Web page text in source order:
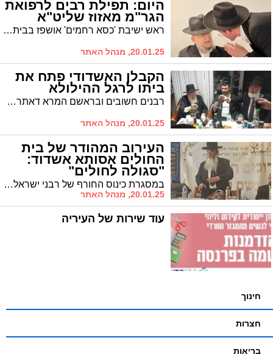
היום: תפילת רבים לרפואת
הגר"מ מאזוז שליט"א
ראש ישיבת 'כסא רחמים' אושפז בבית החולים. בעיר מקיימים תפילות רבים להחלמתו
20.01.25, מנהל האתר
הקבלן האשדודי פתח את
ביתו לרגל ההילולא
רבנים חשובים ובראשם המרא דאתרא הגר"ח פינטו בהילולת ה"אביר יעקב" אבוחצירא זצוק"ל אצל אוהב תורה ולומדיה הקבלן קובי טוויזר
20.01.25, מנהל האתר
העירוב המהודר של בית
החולים אסותא אשדוד:
"סגולה לחולים"
במסגרת כינוס החורף של רבני ישראל בים המלח: הרה"ג ר' חיים קלמנוביץ שליט"א רב מחלקת העירובין הארצית חתם את ימי העיון בשיעור מקיף על העירוב המהודר בסמוך לבית החולים 'אסותא' וגילה: "סגולה נפלאה להחלמת הפצועים המאושפזים בבית החולים"
20.01.25, מנהל האתר
עוד שירות של העיריה
חינוך
חצרות
בריאות